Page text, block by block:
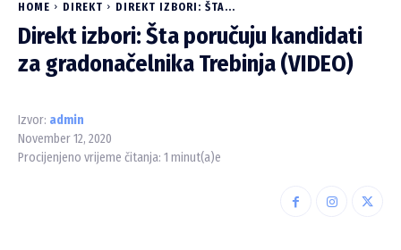
HOME DIREKT DIREKT IZBORI: ŠTA...
Direkt izbori: Šta poručuju kandidati
za gradonačelnika Trebinja (VIDEO)
Izvor: admin
November 12, 2020
Procijenjeno vrijeme čitanja: 1 minut(a)e